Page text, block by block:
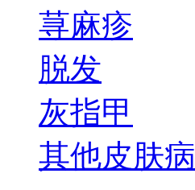
荨麻疹
脱发
灰指甲
其他皮肤病